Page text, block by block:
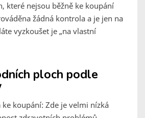
které nejsou běžně ke koupání
žádná kontrola a je jen na
vyzkoušet je „na vlastní
ploch podle
ke koupání: Zde je velmi nízká